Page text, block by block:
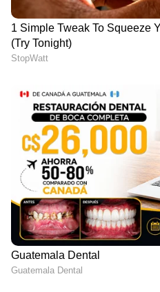
കുറഞ്ഞ ശമ്പളം =
ഓഫീസിലിരുന്ന് ജോലി
15,000 -ത്തോളം
ലഭിക്കുന്നത്. പക്ഷേ.
ദിവസേന 30
ഓഫീസിലേക്കുള്ള
കുടുങ്ങിക്കിടക്കണം.
ട്രാഫിക്കിൽ!
ഭക്ഷണം, മറ്റ് അധിക
കൂടിയാകുമ്പോൾ മാസം
മുകളിൽ ചെലവാണ്.
ഊർജ്ജ നഷ്ടവും
കണക്കുകളിൽ
ലാഭകരം വീട്ടിൽ
തിരിച്ചറിഞ്ഞ 24 -